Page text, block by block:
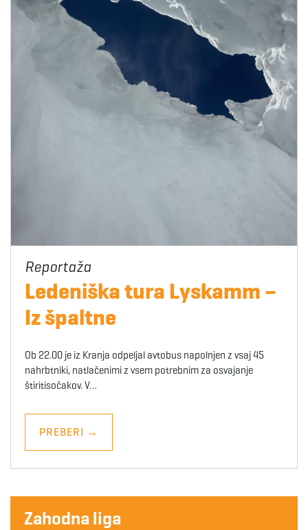
Ledeniška tura Lyskamm –
Iz špaltne
Ob 22.00 je iz Kranja odpeljal avtobus napolnjen z vsaj 45
nahrbtniki, natlačenimi z vsem potrebnim za osvajanje
štiritisočakov. V…
PREBERI →
Zahodna liga